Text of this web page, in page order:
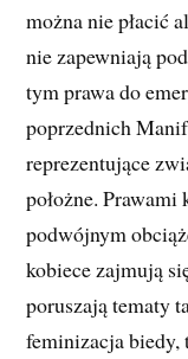
można nie płacić
nie zapewniają
tym prawa do
poprzednich
reprezentujące
położne.
podwójnym
kobiece zajmują
poruszają tematy
feminizacja biedy,